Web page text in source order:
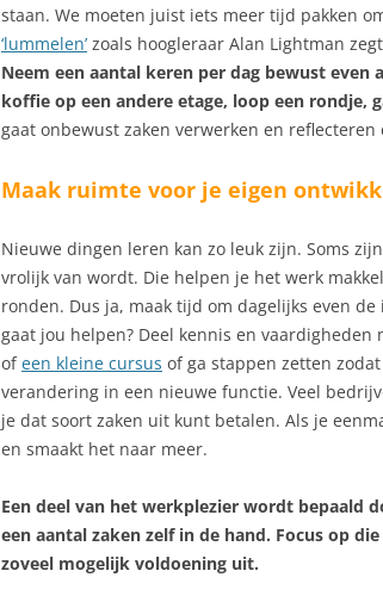
staan. We moeten juist iets meer tijd pakken
‘lummelen’ zoals hoogleraar Alan Lightman
Neem een aantal keren per dag bewust even
koffie op een andere etage, loop een rondje,
gaat onbewust zaken verwerken en
Maak ruimte voor je eigen
Nieuwe dingen leren kan zo leuk zijn. Soms
vrolijk van wordt. Die helpen je het werk
ronden. Dus ja, maak tijd om dagelijks even
gaat jou helpen? Deel kennis en vaardigheden
ofeen kleine cursus of ga stappen zetten
verandering in een nieuwe functie. Veel
je dat soort zaken uit kunt betalen. Als je
en smaakt het naar meer.
Een deel van het werkplezier wordt bepaald
een aantal zaken zelf in de hand. Focus op
zoveel mogelijk voldoening uit.